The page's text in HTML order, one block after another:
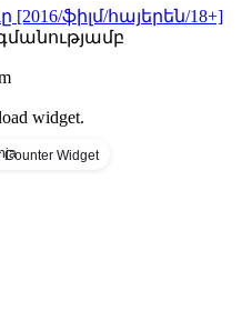
ֆիլմ/հայերեն/18+]
widget.
Counter Widget